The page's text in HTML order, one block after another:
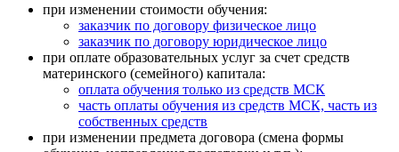
при изменении стоимости обучения:
заказчик по договору физическое лицо
заказчик по договору юридическое лицо
при оплате образовательных услуг за счет средств
материнского (семейного) капитала:
оплата обучения только из средств МСК
часть оплаты обучения из средств МСК, часть из
собственных средств
при изменении предмета договора (смена формы